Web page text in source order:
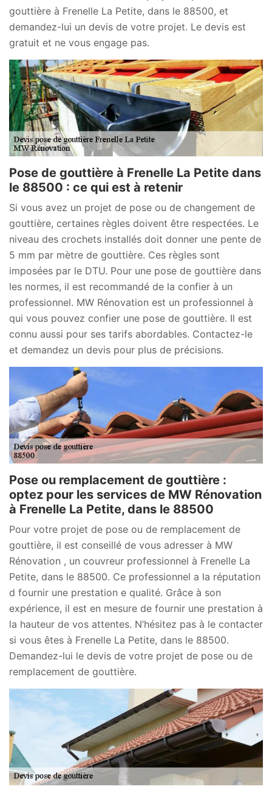
gouttière à Frenelle La Petite, dans le 88500, et
demandez-lui un devis de votre projet. Le devis est
gratuit et ne vous engage pas.
Pose de gouttière à Frenelle La Petite dans
le 88500 : ce qui est à retenir
Si vous avez un projet de pose ou de changement de
gouttière, certaines règles doivent être respectées. Le
niveau des crochets installés doit donner une pente de
5 mm par mètre de gouttière. Ces règles sont
imposées par le DTU. Pour une pose de gouttière dans
les normes, il est recommandé de la confier à un
professionnel. MW Rénovation est un professionnel à
qui vous pouvez confier une pose de gouttière. Il est
connu aussi pour ses tarifs abordables. Contactez-le
et demandez un devis pour plus de précisions.
Pose ou remplacement de gouttière :
optez pour les services de MW Rénovation
à Frenelle La Petite, dans le 88500
Pour votre projet de pose ou de remplacement de
gouttière, il est conseillé de vous adresser à MW
Rénovation , un couvreur professionnel à Frenelle La
Petite, dans le 88500. Ce professionnel a la réputation
d fournir une prestation e qualité. Grâce à son
expérience, il est en mesure de fournir une prestation à
la hauteur de vos attentes. N’hésitez pas à le contacter
si vous êtes à Frenelle La Petite, dans le 88500.
Demandez-lui le devis de votre projet de pose ou de
remplacement de gouttière.